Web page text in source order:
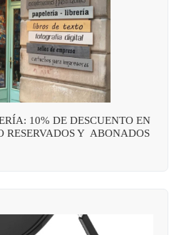
10% DE DESCUENTO EN
RESERVADOS Y ABONADOS